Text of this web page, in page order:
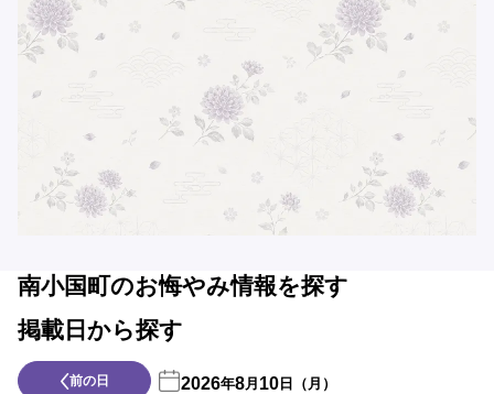
南小国町のお悔やみ情報を探す
掲載日から探す
前の日 2026年8月 10日（月）